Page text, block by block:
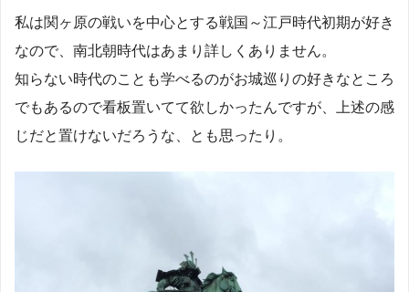
私は関ヶ原の戦いを中心とする戦国～江戸時代初期が好き
なので、南北朝時代はあまり詳しくありません。
知らない時代のことも学べるのがお城巡りの好きなところ
でもあるので看板置いてて欲しかったんですが、上述の感
じだと置けないだろうな、とも思ったり。